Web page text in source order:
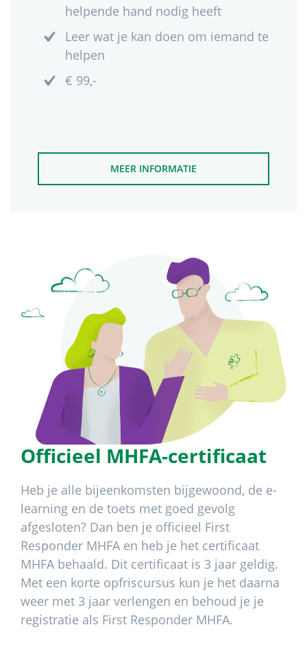
helpende hand nodig heeft
Leer wat je kan doen om iemand te
helpen
€ 99,-
MEER INFORMATIE
Officieel MHFA-certificaat
Heb je alle bijeenkomsten bijgewoond, de e-
learning en de toets met goed gevolg
afgesloten? Dan ben je officieel First
Responder MHFA en heb je het certificaat
MHFA behaald. Dit certificaat is 3 jaar geldig.
Met een korte opfriscursus kun je het daarna
weer met 3 jaar verlengen en behoud je je
registratie als First Responder MHFA.